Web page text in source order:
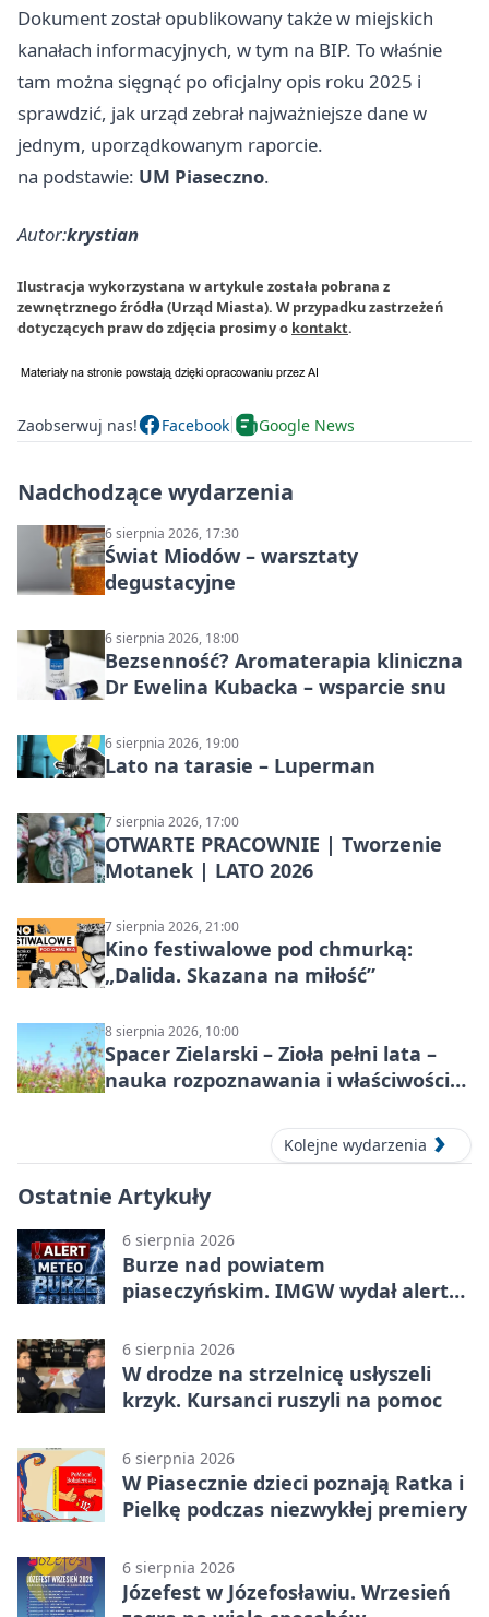
Dokument został opublikowany także w miejskich
kanałach informacyjnych, w tym na BIP. To właśnie
tam można sięgnąć po oficjalny opis roku 2025 i
sprawdzić, jak urząd zebrał najważniejsze dane w
jednym, uporządkowanym raporcie.
na podstawie: UM Piaseczno.
Autor:krystian
Ilustracja wykorzystana w artykule została pobrana z
zewnętrznego źródła (Urząd Miasta). W przypadku zastrzeżeń
dotyczących praw do zdjęcia prosimy o kontakt.
Zaobserwuj nas! Facebook Google News
Nadchodzące wydarzenia
6 sierpnia 2026, 17:30
Świat Miodów – warsztaty
degustacyjne
6 sierpnia 2026, 18:00
Bezsenność? Aromaterapia kliniczna
Dr Ewelina Kubacka – wsparcie snu
6 sierpnia 2026, 19:00
Lato na tarasie – Luperman
7 sierpnia 2026, 17:00
OTWARTE PRACOWNIE | Tworzenie
Motanek | LATO 2026
7 sierpnia 2026, 21:00
Kino festiwalowe pod chmurką:
„Dalida. Skazana na miłość”
8 sierpnia 2026, 10:00
Spacer Zielarski – Zioła pełni lata –
nauka rozpoznawania i właściwości
Kolejne wydarzenia
Ostatnie Artykuły
6 sierpnia 2026
Burze nad powiatem
piaseczyńskim. IMGW wydał alert
6 sierpnia 2026
W drodze na strzelnicę usłyszeli
krzyk. Kursanci ruszyli na pomoc
6 sierpnia 2026
W Piasecznie dzieci poznają Ratka i
Pielkę podczas niezwykłej premiery
6 sierpnia 2026
Józefest w Józefosławiu. Wrzesień